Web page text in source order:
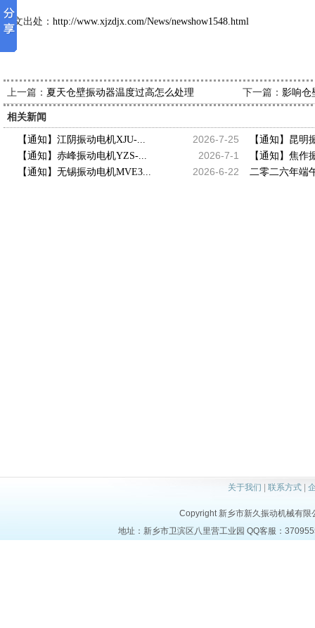
本文出处： http://www.xjzdjx.com/News/newshow1548.html
上一篇： 夏天仓壁振动器温度过高怎么处理 下一篇： 影响仓
相关新闻
2026-7-25
【通知】江阴振动电机XJU-... 【通知】昆明
2026-7-1
【通知】赤峰振动电机YZS-... 【通知】焦作
2026-6-22
【通知】无锡振动电机MVE3... 二零二六年端
关于我们 | 联系方式|
Copyright 新乡市新久振动机械有
地址：新乡市卫滨区八里营工业园 QQ客服：